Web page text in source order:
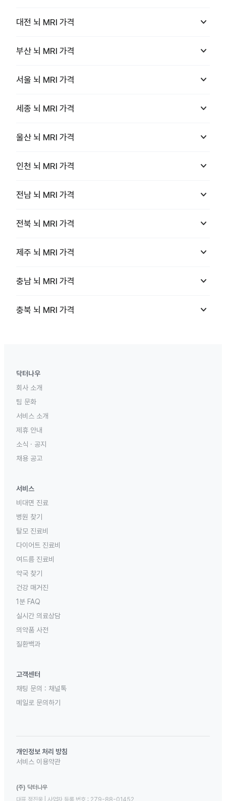
대전 뇌 MRI 가격 keyboard_arrow_down
부산 뇌 MRI 가격 keyboard_arrow_down
서울 뇌 MRI 가격 keyboard_arrow_down
세종 뇌 MRI 가격 keyboard_arrow_down
울산 뇌 MRI 가격 keyboard_arrow_down
인천 뇌 MRI 가격 keyboard_arrow_down
전남 뇌 MRI 가격 keyboard_arrow_down
전북 뇌 MRI 가격 keyboard_arrow_down
제주 뇌 MRI 가격 keyboard_arrow_down
충남 뇌 MRI 가격 keyboard_arrow_down
충북 뇌 MRI 가격 keyboard_arrow_down
닥터나우
회사 소개
팀 문화
서비스 소개
제휴 안내
소식 · 공지
채용 공고
서비스
비대면 진료
병원 찾기
탈모 진료비
다이어트 진료비
여드름 진료비
약국 찾기
건강 매거진
1분 FAQ
실시간 의료상담
의약품 사전
질환백과
고객센터
채팅 문의 : 채널톡
메일로 문의하기
개인정보 처리 방침
서비스 이용약관
(주) 닥터나우
대표 정진웅 | 사업자 등록 번호 : 279-88-01452